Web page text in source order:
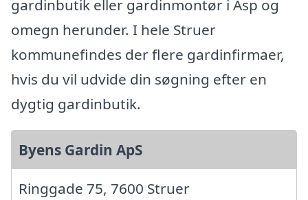
gardinbutik eller gardinmontør i Asp og
omegn herunder. I hele Struer
kommunefindes der flere gardinfirmaer,
hvis du vil udvide din søgning efter en
dygtig gardinbutik.
Byens Gardin ApS
Ringgade 75, 7600 Struer